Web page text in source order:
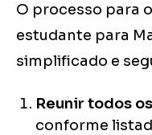
O processo para
estudante para
simplificado e
Reunir todos
conforme